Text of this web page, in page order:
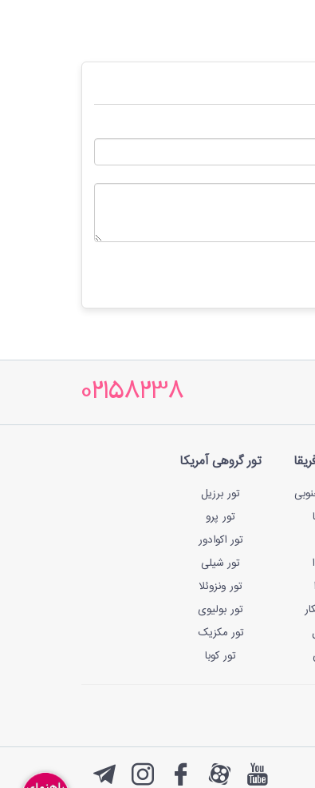
02158238
تور گروهی آمریکا
تور برزیل
تور پرو
تور اکوادور
تور شیلی
تور ونزوئلا
تور بولیوی
تور مکزیک
تور کوبا